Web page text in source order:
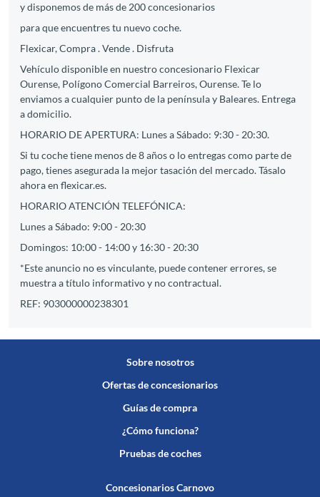
y disponemos de más de 200 concesionarios
para que encuentres tu nuevo coche.
Flexicar, Compra . Vende . Disfruta
Vehículo disponible en nuestro concesionario Flexicar
Ourense, Polígono Comercial Barreiros, Ourense. Te lo
enviamos a cualquier punto de la península y Baleares. Entrega
a domicilio.
HORARIO DE APERTURA: Lunes a Sábado: 9:30 - 20:30.
Si tu coche tiene menos de 8 años o lo entregas como parte de
pago, tienes asegurada la mejor tasación del mercado. Tásalo
ahora en flexicar.es.
HORARIO ATENCIÓN TELEFÓNICA:
Lunes a Sábado: 9:00 - 20:30
Domingos: 10:00 - 14:00 y 16:30 - 20:30
*Este anuncio no es vinculante, puede contener errores, se
muestra a título informativo y no contractual.
REF: 903000000238301
Sobre nosotros
Ofertas de concesionarios
Guías de compra
¿Cómo funciona?
Pruebas de coches
Concesionarios Carnovo